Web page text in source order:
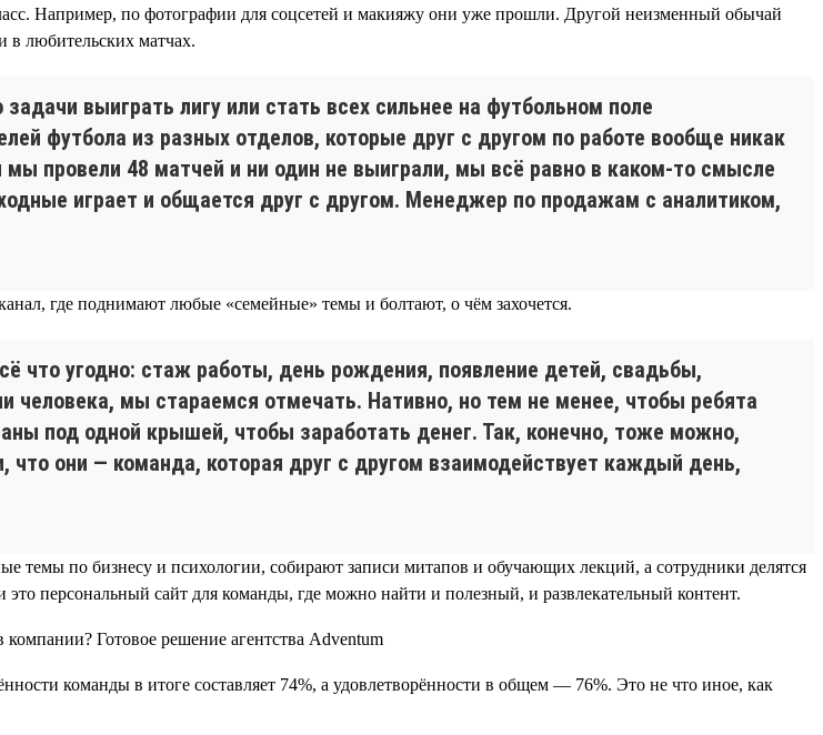
Например, по фотографии для соцсетей и макияжу они уже прошли. Другой неизменный обычай
в любительских матчах.
выиграть лигу или стать всех сильнее на футбольном поле
футбола из разных отделов, которые друг с другом по работе вообще никак
провели 48 матчей и ни один не выиграли, мы всё равно в каком-то смысле
играет и общается друг с другом. Менеджер по продажам с аналитиком,
где поднимают любые «семейные» темы и болтают, о чём захочется.
что угодно: стаж работы, день рождения, появление детей, свадьбы,
человека, мы стараемся отмечать. Нативно, но тем не менее, чтобы ребята
под одной крышей, чтобы заработать денег. Так, конечно, тоже можно,
они — команда, которая друг с другом взаимодействует каждый день,
по бизнесу и психологии, собирают записи митапов и обучающих лекций, а сотрудники делятся
персональный сайт для команды, где можно найти и полезный, и развлекательный контент.
команды в итоге составляет 74%, а удовлетворённости в общем — 76%. Это не что иное, как